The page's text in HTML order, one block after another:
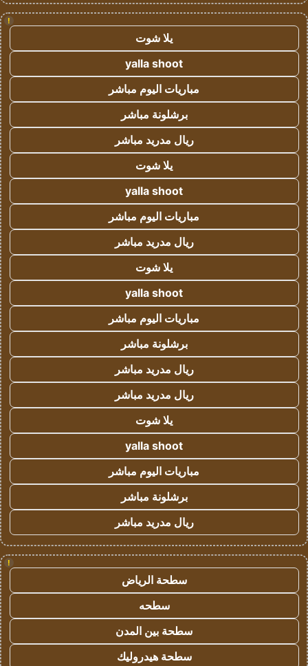
!
يلا شوت
yalla shoot
مباريات اليوم مباشر
برشلونة مباشر
ريال مدريد مباشر
يلا شوت
yalla shoot
مباريات اليوم مباشر
ريال مدريد مباشر
يلا شوت
yalla shoot
مباريات اليوم مباشر
برشلونة مباشر
ريال مدريد مباشر
ريال مدريد مباشر
يلا شوت
yalla shoot
مباريات اليوم مباشر
برشلونة مباشر
ريال مدريد مباشر
!
سطحة الرياض
سطحه
سطحة بين المدن
سطحة هيدروليك